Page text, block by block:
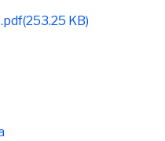
(253.25 KB)